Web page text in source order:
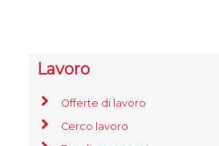
Lavoro
Offerte di lavoro
Cerco lavoro